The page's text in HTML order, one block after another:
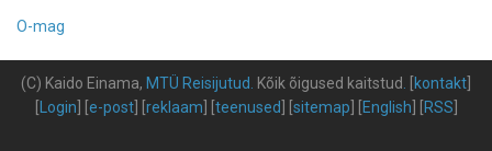
O-mag
(C) Kaido Einama, MTÜ Reisijutud Kõik õigused kaitstud kontakt
Login e-post] [ reklaam teenused sitemap English RSS